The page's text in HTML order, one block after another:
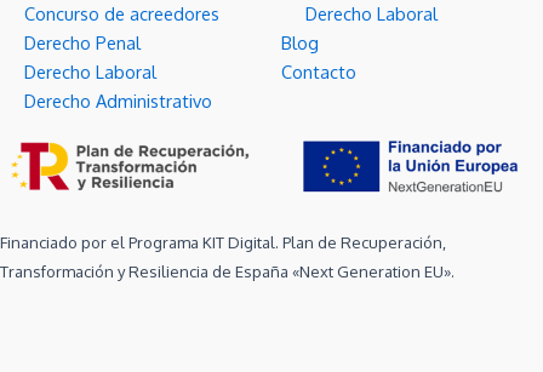
Concurso de acreedores
Derecho Penal
Derecho Laboral
Derecho Administrativo
Derecho Laboral
Blog
Contacto
Financiado por el Programa KIT Digital. Plan de Recuperación,
Transformación y Resiliencia de España «Next Generation EU».